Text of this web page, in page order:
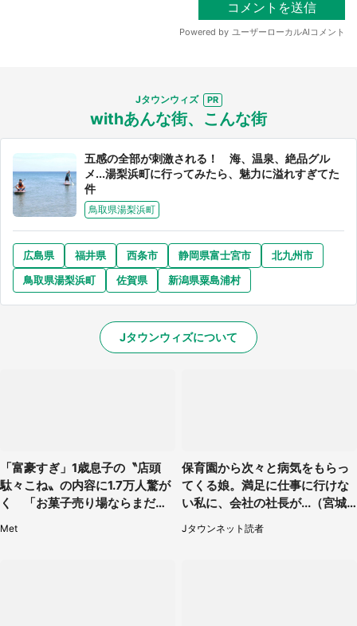
Jタウンウィズ
withあんな街、こんな街
五感の全部が刺激される！ 海、温泉、絶品グル
メ...湯梨浜町に行ってみたら、魅力に溢れすぎてた
件
鳥取県湯梨浜町
広島県 福井県 西条市 静岡県富士宮市
北九州市
鳥取県湯梨浜町
佐賀県 新潟県粟島浦村
Jタウンウィズについて
「富豪すぎ」1歳息子の〝店頭
駄々こね〟の内容に1.7万人驚が
く 「お菓子売り場ならまだし
Met
保育園から次々と病気をもらっ
てくる娘。満足に仕事に行けな
い私に、会社の社長が...（宮城
県・30代女性）
Jタウンネット読者